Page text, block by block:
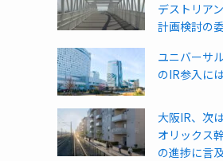
デストリア
計画検討の
ユニバーサ
のIR参入に
大阪IR、次
オリックス
の進捗に言